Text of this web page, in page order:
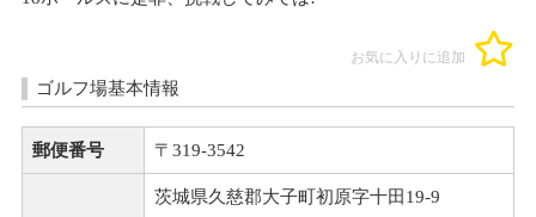
お気に入りに追加
ゴルフ場基本情報
郵便番号 〒319-3542
茨城県久慈郡大子町初原字十田19-9